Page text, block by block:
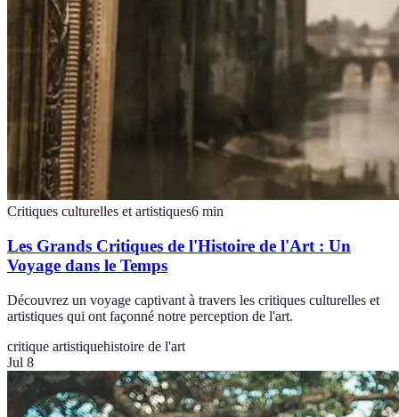
Critiques culturelles et artistiques6 min
Les Grands Critiques de l'Histoire de l'Art : Un
Voyage dans le Temps
Découvrez un voyage captivant à travers les critiques culturelles et
artistiques qui ont façonné notre perception de l'art.
critique artistiquehistoire de l'art
Jul 8